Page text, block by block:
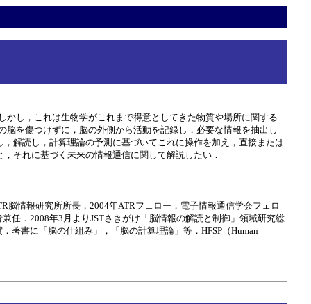
し，これは生物学がこれまで得意としてきた物質や場所に関する
を傷つけずに，脳の外側から活動を記録し，必要な情報を抽出し
解読し，計算理論の予測に基づいてこれに操作を加え，直接または
それに基づく未来の情報通信に関して解説したい．
脳情報研究所所長，2004年ATRフェロー，電子情報通信学会フェロ
任．2008年3月よりJSTさきがけ「脳情報の解読と制御」領域研究総
著書に「脳の仕組み」，「脳の計算理論」等．HFSP（Human